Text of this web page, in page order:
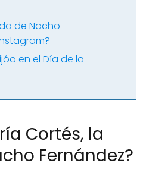
de Nacho
en el Día de la
Cortés, la
Fernández?